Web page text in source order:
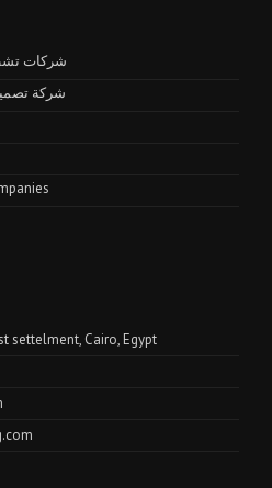
شركات
شركة
settelment, Cairo, Egypt